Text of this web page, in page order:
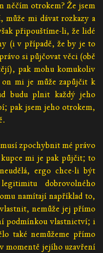
něčím otrokem? Že jsem
může mi dávat rozkazy a
připouštíme-li, že lidé
(i v případě, že by je to
si půjčovat věci (obě
pak mohu komukoliv
on mi je může zapůjčit k
budu plnit každý jeho
pak jsem jeho otrokem,
zpochybnit mé právo
mi je pak půjčit; to
ergo chce-li být
dobrovolného
namítají například to,
nemůže jej přímo
podmínkou vlastnictví; i
také nemůžeme přímo
momentě jejího uzavření